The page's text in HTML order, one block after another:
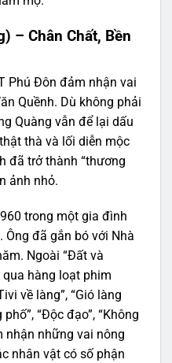
– Chân Chất, Bền
Phú Đôn đảm nhận vai
Quềnh. Dù không phải
Quàng vẫn để lại dấu
thà và lối diễn mộc
đã trở thành “thương
ảnh nhỏ.
trong một gia đình
Ông đã gắn bó với Nhà
Ngoài “Đất và
qua hàng loạt phim
về làng”, “Gió làng
“Độc đạo”, “Không
nhận những vai nông
nhân vật có số phận